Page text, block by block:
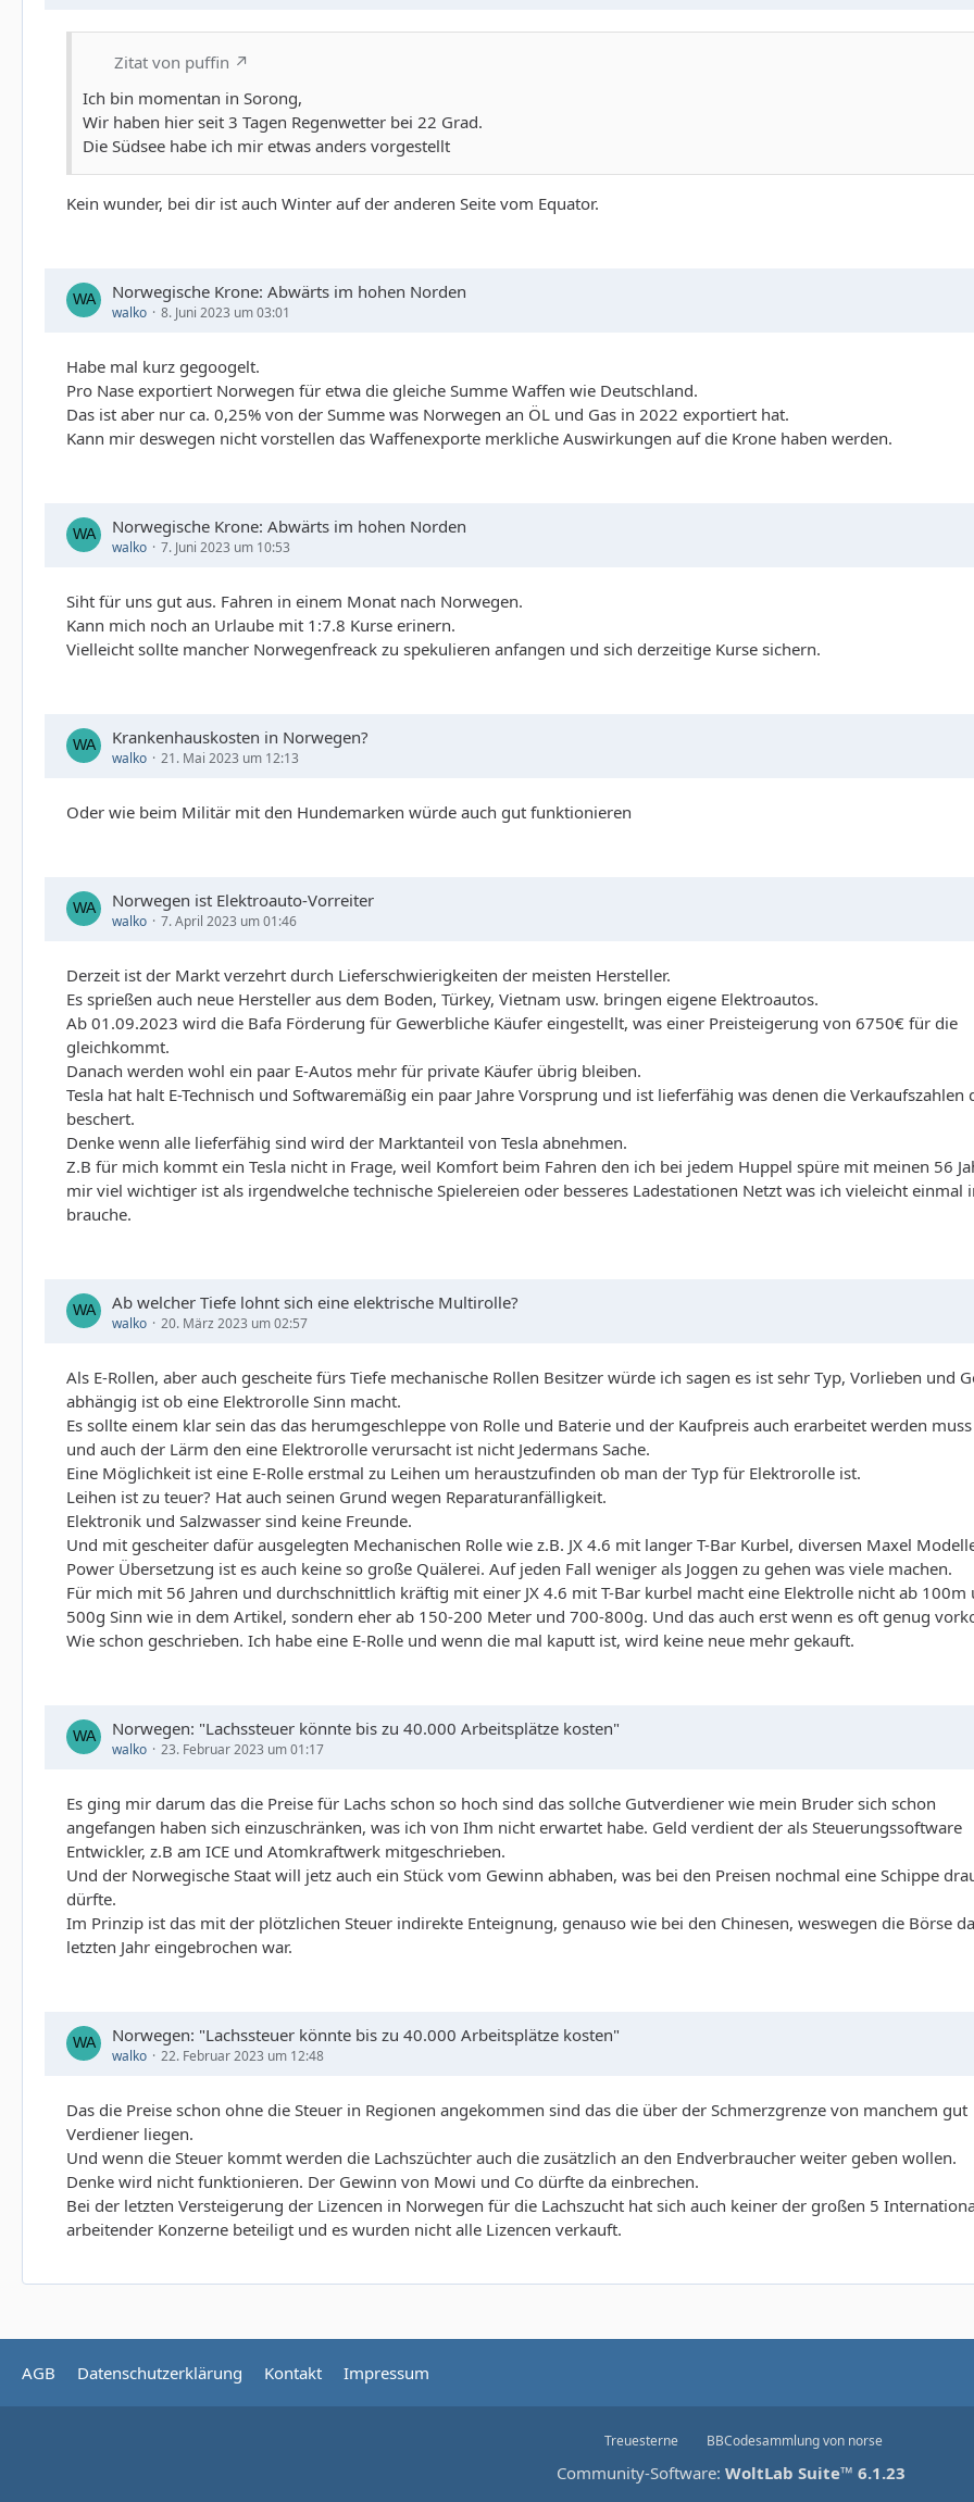
Zitat von puffin
Ich bin momentan in Sorong,
Wir haben hier seit 3 Tagen Regenwetter bei 22 Grad.
Die Südsee habe ich mir etwas anders vorgestellt
Kein wunder, bei dir ist auch Winter auf der anderen Seite vom Equator.
Norwegische Krone: Abwärts im hohen Norden
walko 8. Juni 2023 um 03:01
Habe mal kurz gegoogelt.
Pro Nase exportiert Norwegen für etwa die gleiche Summe Waffen wie Deutschland.
Das ist aber nur ca. 0,25% von der Summe was Norwegen an ÖL und Gas in 2022 exportiert hat.
Kann mir deswegen nicht vorstellen das Waffenexporte merkliche Auswirkungen auf die Krone haben werden.
Norwegische Krone: Abwärts im hohen Norden
walko 7. Juni 2023 um 10:53
Siht für uns gut aus. Fahren in einem Monat nach Norwegen.
Kann mich noch an Urlaube mit 1:7.8 Kurse erinern.
Vielleicht sollte mancher Norwegenfreack zu spekulieren anfangen und sich derzeitige Kurse sichern.
Krankenhauskosten in Norwegen?
walko 21. Mai 2023 um 12:13
Oder wie beim Militär mit den Hundemarken würde auch gut funktionieren
Norwegen ist Elektroauto-Vorreiter
walko 7. April 2023 um 01:46
Derzeit ist der Markt verzehrt durch Lieferschwierigkeiten der meisten Hersteller.
Es sprießen auch neue Hersteller aus dem Boden, Türkey, Vietnam usw. bringen eigene Elektroautos.
Ab 01.09.2023 wird die Bafa Förderung für Gewerbliche Käufer eingestellt, was einer Preisteigerung von 6750€ für die
gleichkommt.
Danach werden wohl ein paar E-Autos mehr für private Käufer übrig bleiben.
Tesla hat halt E-Technisch und Softwaremäßig ein paar Jahre Vorsprung und ist lieferfähig was denen die Verkaufszahlen
beschert.
Denke wenn alle lieferfähig sind wird der Marktanteil von Tesla abnehmen.
Z.B für mich kommt ein Tesla nicht in Frage, weil Komfort beim Fahren den ich bei jedem Huppel spüre mit meinen 56
mir viel wichtiger ist als irgendwelche technische Spielereien oder besseres Ladestationen Netzt was ich vieleicht einmal
brauche.
Ab welcher Tiefe lohnt sich eine elektrische Multirolle?
walko 20. März 2023 um 02:57
Als E-Rollen, aber auch gescheite fürs Tiefe mechanische Rollen Besitzer würde ich sagen es ist sehr Typ, Vorlieben und
abhängig ist ob eine Elektrorolle Sinn macht.
Es sollte einem klar sein das das herumgeschleppe von Rolle und Baterie und der Kaufpreis auch erarbeitet werden muss
und auch der Lärm den eine Elektrorolle verursacht ist nicht Jedermans Sache.
Eine Möglichkeit ist eine E-Rolle erstmal zu Leihen um heraustzufinden ob man der Typ für Elektrorolle ist.
Leihen ist zu teuer? Hat auch seinen Grund wegen Reparaturanfälligkeit.
Elektronik und Salzwasser sind keine Freunde.
Und mit gescheiter dafür ausgelegten Mechanischen Rolle wie z.B. JX 4.6 mit langer T-Bar Kurbel, diversen Maxel
Power Übersetzung ist es auch keine so große Quälerei. Auf jeden Fall weniger als Joggen zu gehen was viele machen.
Für mich mit 56 Jahren und durchschnittlich kräftig mit einer JX 4.6 mit T-Bar kurbel macht eine Elektrolle nicht ab 100m
500g Sinn wie in dem Artikel, sondern eher ab 150-200 Meter und 700-800g. Und das auch erst wenn es oft genug
Wie schon geschrieben. Ich habe eine E-Rolle und wenn die mal kaputt ist, wird keine neue mehr gekauft.
Norwegen: "Lachssteuer könnte bis zu 40.000 Arbeitsplätze kosten"
walko 23. Februar 2023 um 01:17
Es ging mir darum das die Preise für Lachs schon so hoch sind das sollche Gutverdiener wie mein Bruder sich schon
angefangen haben sich einzuschränken, was ich von Ihm nicht erwartet habe. Geld verdient der als Steuerungssoftware
Entwickler, z.B am ICE und Atomkraftwerk mitgeschrieben.
Und der Norwegische Staat will jetz auch ein Stück vom Gewinn abhaben, was bei den Preisen nochmal eine Schippe
dürfte.
Im Prinzip ist das mit der plötzlichen Steuer indirekte Enteignung, genauso wie bei den Chinesen, weswegen die Börse
letzten Jahr eingebrochen war.
Norwegen: "Lachssteuer könnte bis zu 40.000 Arbeitsplätze kosten"
walko 22. Februar 2023 um 12:48
Das die Preise schon ohne die Steuer in Regionen angekommen sind das die über der Schmerzgrenze von manchem gut
Verdiener liegen.
Und wenn die Steuer kommt werden die Lachszüchter auch die zusätzlich an den Endverbraucher weiter geben wollen.
Denke wird nicht funktionieren. Der Gewinn von Mowi und Co dürfte da einbrechen.
Bei der letzten Versteigerung der Lizencen in Norwegen für die Lachszucht hat sich auch keiner der großen 5
arbeitender Konzerne beteiligt und es wurden nicht alle Lizencen verkauft.
AGB Datenschutzerklärung Kontakt Impressum
Treuesterne BBCodesammlungvon norse
Community-Software: WoltLab Suite™ 6.1.23